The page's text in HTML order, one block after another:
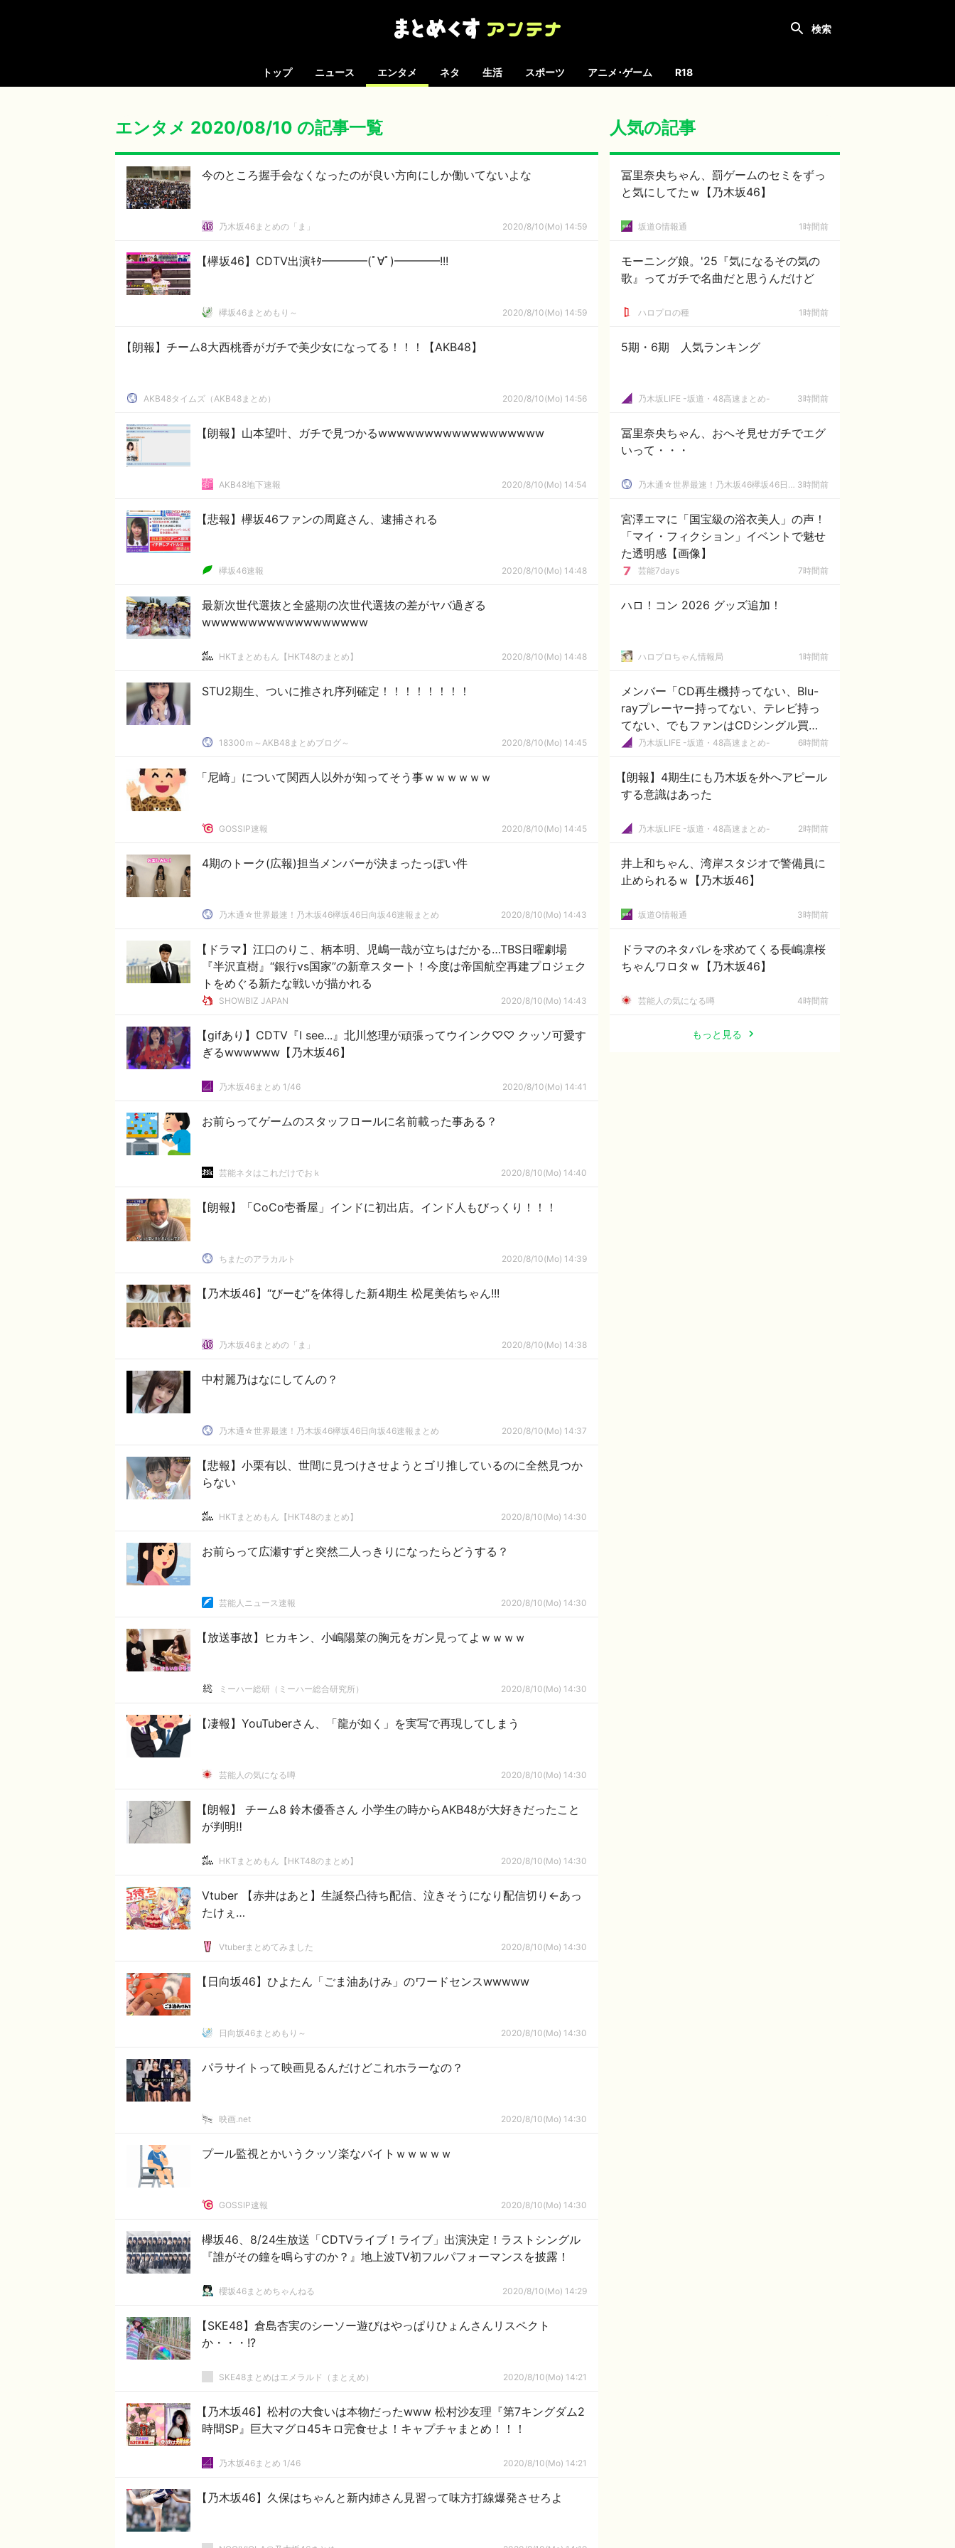
トップ ニュース エンタメ ネタ 生活 スポーツ アニメ･ゲーム R18
エンタメ 2020/08/10 の記事一覧
今のところ握手会なくなったのが良い方向にしか働いてないよな
乃木坂46まとめの「ま」 2020/8/10(Mo) 14:59
【欅坂46】CDTV出演ｷﾀ━━━━(ﾟ∀ﾟ)━━━━!!!
欅坂46まとめもり～ 2020/8/10(Mo) 14:59
【朗報】チーム8大西桃香がガチで美少女になってる！！！【AKB48】
AKB48タイムズ（AKB48まとめ） 2020/8/10(Mo) 14:56
【朗報】山本望叶、ガチで見つかるwwwwwwwwwwwwwwwwww
AKB48地下速報 2020/8/10(Mo) 14:54
【悲報】欅坂46ファンの周庭さん、逮捕される
欅坂46速報 2020/8/10(Mo) 14:48
最新次世代選抜と全盛期の次世代選抜の差がヤバ過ぎる
wwwwwwwwwwwwwwwwww
HKTまとめもん【HKT48のまとめ】 2020/8/10(Mo) 14:48
STU2期生、ついに推され序列確定！！！！！！！！
18300ｍ～AKB48まとめブログ～ 2020/8/10(Mo) 14:45
「尼崎」について関西人以外が知ってそう事ｗｗｗｗｗｗ
GOSSIP速報 2020/8/10(Mo) 14:45
4期のトーク(広報)担当メンバーが決まったっぽい件
乃木通☆世界最速！乃木坂46欅坂46日向坂46速報まとめ 2020/8/10(Mo) 14:43
【ドラマ】江口のりこ、柄本明、児嶋一哉が立ちはだかる…TBS日曜劇場
『半沢直樹』“銀行vs国家”の新章スタート！今度は帝国航空再建プロジェク
トをめぐる新たな戦いが描かれる
SHOWBIZ JAPAN 2020/8/10(Mo) 14:43
【gifあり】CDTV『I see...』北川悠理が頑張ってウインク♡♡ クッソ可愛す
ぎるwwwwww【乃木坂46】
乃木坂46まとめ 1/46 2020/8/10(Mo) 14:41
お前らってゲームのスタッフロールに名前載った事ある？
芸能ネタはこれだけでおｋ 2020/8/10(Mo) 14:40
【朗報】「CoCo壱番屋」インドに初出店。インド人もびっくり！！！
ちまたのアラカルト 2020/8/10(Mo) 14:39
【乃木坂46】“びーむ”を体得した新4期生 松尾美佑ちゃん!!!
乃木坂46まとめの「ま」 2020/8/10(Mo) 14:38
中村麗乃はなにしてんの？
乃木通☆世界最速！乃木坂46欅坂46日向坂46速報まとめ 2020/8/10(Mo) 14:37
【悲報】小栗有以、世間に見つけさせようとゴリ推しているのに全然見つか
らない
HKTまとめもん【HKT48のまとめ】 2020/8/10(Mo) 14:30
お前らって広瀬すずと突然二人っきりになったらどうする？
芸能人ニュース速報 2020/8/10(Mo) 14:30
【放送事故】ヒカキン、小嶋陽菜の胸元をガン見ってよｗｗｗｗ
ミーハー総研（ミーハー総合研究所） 2020/8/10(Mo) 14:30
【凄報】YouTuberさん、「龍が如く」を実写で再現してしまう
芸能人の気になる噂 2020/8/10(Mo) 14:30
【朗報】 チーム8 鈴木優香さん 小学生の時からAKB48が大好きだったこと
が判明‼︎
HKTまとめもん【HKT48のまとめ】 2020/8/10(Mo) 14:30
Vtuber 【赤井はあと】生誕祭凸待ち配信、泣きそうになり配信切り←あっ
たけぇ…
Vtuberまとめてみました 2020/8/10(Mo) 14:30
【日向坂46】ひよたん「ごま油あけみ」のワードセンスwwwww
日向坂46まとめもり～ 2020/8/10(Mo) 14:30
パラサイトって映画見るんだけどこれホラーなの？
映画.net 2020/8/10(Mo) 14:30
プール監視とかいうクッソ楽なバイトｗｗｗｗｗ
GOSSIP速報 2020/8/10(Mo) 14:30
欅坂46、8/24生放送「CDTVライブ！ライブ」出演決定！ラストシングル
『誰がその鐘を鳴らすのか？』地上波TV初フルパフォーマンスを披露！
櫻坂46まとめちゃんねる 2020/8/10(Mo) 14:29
【SKE48】倉島杏実のシーソー遊びはやっぱりひょんさんリスペクト
か・・・!?
SKE48まとめはエメラルド（まとえめ） 2020/8/10(Mo) 14:21
【乃木坂46】松村の大食いは本物だったwww 松村沙友理『第7キングダム2
時間SP』巨大マグロ45キロ完食せよ！キャプチャまとめ！！！
乃木坂46まとめ 1/46 2020/8/10(Mo) 14:21
【乃木坂46】久保はちゃんと新内姉さん見習って味方打線爆発させろよ
人気の記事
冨里奈央ちゃん、罰ゲームのセミをずっ
と気にしてたｗ【乃木坂46】
坂道G情報通 1時間前
モーニング娘。'25『気になるその気の
歌』ってガチで名曲だと思うんだけど
ハロプロの種 1時間前
5期・6期 人気ランキング
乃木坂LIFE -坂道・48高速まとめ- 3時間前
冨里奈央ちゃん、おへそ見せガチでエグ
いって・・・
乃木通☆世界最速！乃木坂46欅坂46日向坂46速報まとめ 3時間前
宮澤エマに「国宝級の浴衣美人」の声！
「マイ・フィクション」イベントで魅せ
た透明感【画像】
芸能7days 7時間前
ハロ！コン 2026 グッズ追加！
ハロプロちゃん情報局 1時間前
メンバー「CD再生機持ってない、Blu-
rayプレーヤー持ってない、テレビ持っ
てない、でもファンはCDシングル買っ
てねライブBlu-ray買ってね乃木坂工事
乃木坂LIFE -坂道・48高速まとめ- 6時間前
【朗報】4期生にも乃木坂を外へアピール
する意識はあった
乃木坂LIFE -坂道・48高速まとめ- 2時間前
井上和ちゃん、湾岸スタジオで警備員に
止められるｗ【乃木坂46】
坂道G情報通 3時間前
ドラマのネタバレを求めてくる長嶋凛桜
ちゃんワロタｗ【乃木坂46】
芸能人の気になる噂 4時間前
もっと見る